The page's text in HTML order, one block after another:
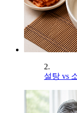
2.
설탕 vs